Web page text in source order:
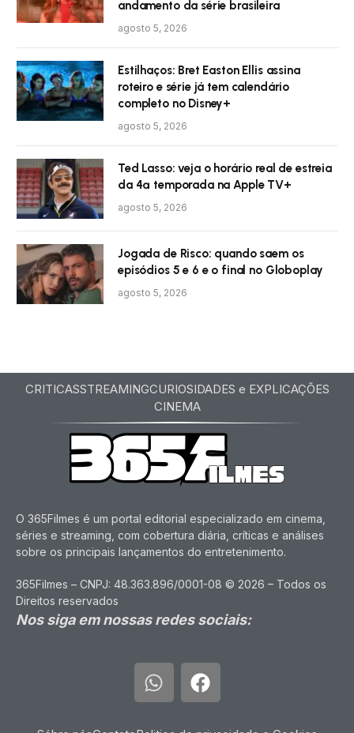
andamento da série brasileira
agosto 5, 2026
Estilhaços: Bret Easton Ellis assina
roteiro e série já tem calendário
completo no Disney+
agosto 5, 2026
Ted Lasso: veja o horário real de estreia
da 4ª temporada na Apple TV+
agosto 5, 2026
Jogada de Risco: quando saem os
episódios 5 e 6 e o final no Globoplay
agosto 5, 2026
CRITICASSTREAMINGCURIOSIDADES e EXPLICAÇÕES
CINEMA
O 365Filmes é um portal editorial especializado em cinema,
séries e streaming, com cobertura diária, críticas e análises
sobre os principais lançamentos do entretenimento.
365Filmes – CNPJ: 48.363.896/0001-08 © 2026 – Todos os
Direitos reservados
Nos siga em nossas redes sociais: